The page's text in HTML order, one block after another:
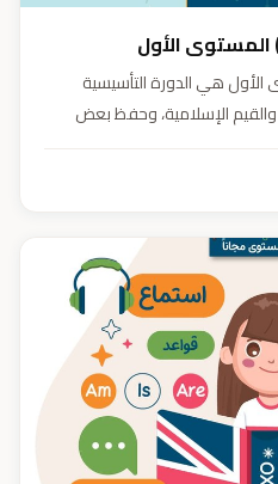
المستوى الأول
الأول هي الدورة التأسيسية
والقيم الإسلامية، وحفظ بعض